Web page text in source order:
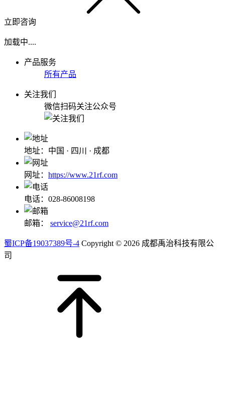
立即咨询
加载中....
产品服务
所有产品
关注我们
微信扫码关注公众号
地址：中国 · 四川 · 成都
网址： https://www.21rf.com
电话：028-86008198
邮箱： service@21rf.com
蜀ICP备19037389号-4 Copyright © 2026 成都禹治科技有限公
司